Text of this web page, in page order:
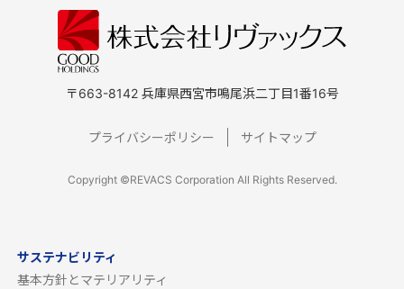
〒663-8142 兵庫県西宮市鳴尾浜二丁目1番16号
プライバシーポリシー サイトマップ
Copyright ©REVACS Corporation All Rights Reserved.
サステナビリティ
基本方針とマテリアリティ